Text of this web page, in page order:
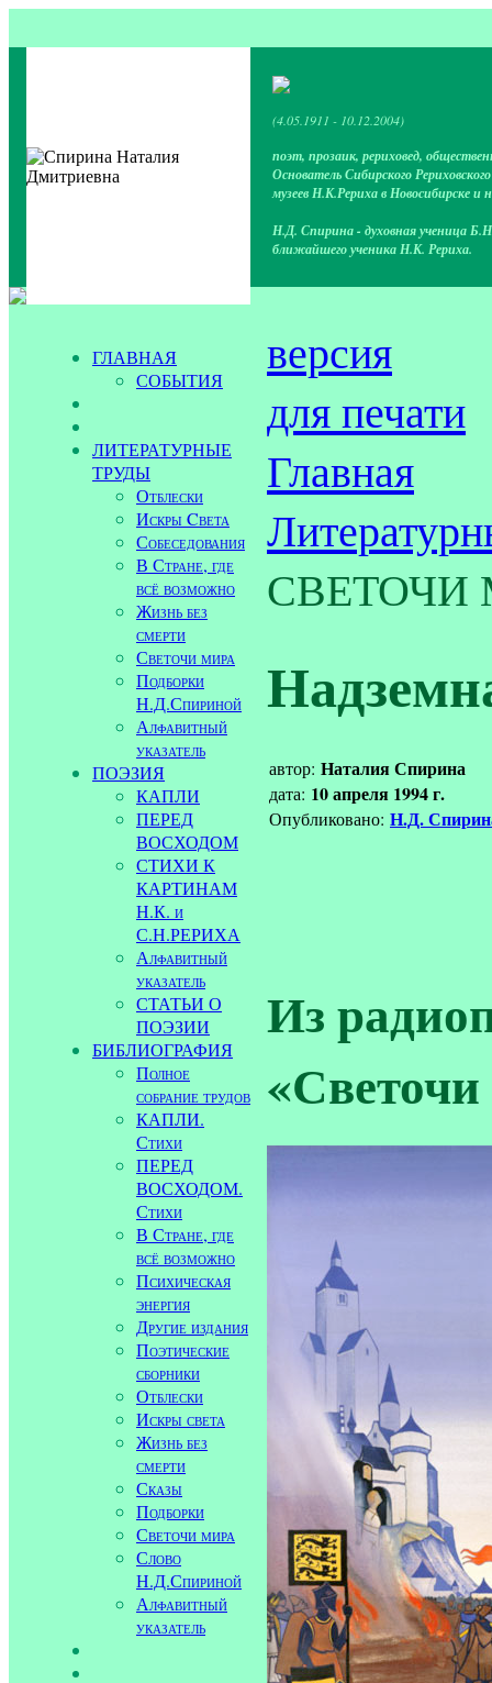
(4.05.1911 - 10.12.2004)
поэт, прозаик, рериховед,
Основатель Сибирского
музеев Н.К.Рериха в Новосибирске и
Н.Д. Спирина - духовная ученица
ближайшего ученика Н.К. Рериха.
ГЛАВНАЯ
СОБЫТИЯ
ЛИТЕРАТУРНЫЕ
ТРУДЫ
Отблески
Искры Cвета
Собеседования
В Стране, где
всё возможно
Жизнь без
смерти
Светочи мира
Подборки
Н.Д.Спириной
Алфавитный
указатель
ПОЭЗИЯ
КАПЛИ
ПЕРЕД
ВОСХОДОМ
СТИХИ К
КАРТИНАМ
Н.К. и
С.Н.РЕРИХА
Алфавитный
указатель
СТАТЬИ О
ПОЭЗИИ
БИБЛИОГРАФИЯ
Полное
собрание трудов
КАПЛИ.
Стихи
ПЕРЕД
ВОСХОДОМ.
Стихи
В Стране, где
всё возможно
Психическая
энергия
Другие издания
Поэтические
сборники
Отблески
Искры света
Жизнь без
смерти
Сказы
Подборки
Светочи мира
Слово
Н.Д.Спириной
Алфавитный
указатель
версия
для печати
Главная
СВЕТОЧИ
автор: Наталия Спирина
дата: 10 апреля 1994 г.
Опубликовано: Н.Д.
Из